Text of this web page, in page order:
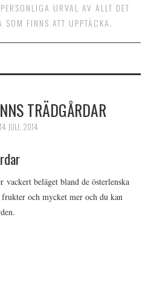
URVAL AV ALLT DET
SOM FINNS ATT UPPTÄCKA.
TRÄDGÅRDAR
14 JULI, 2014
vackert beläget bland de österlenska
och mycket mer och du kan